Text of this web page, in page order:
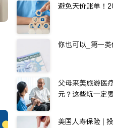
避免天价账单！
你也可以_第一
父母来美旅游医
元？这些坑一定
美国人寿保险 |